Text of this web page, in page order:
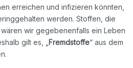
erreichen und infizieren könnten,
werden. Stoffen, die
wir gegebenenfalls ein Leben
gilt es, „ Fremdstoffe“ aus dem